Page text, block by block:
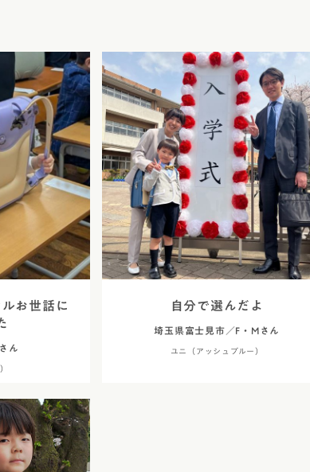
ル
ク
ル
桃色・ピンク
ラベンダー・紫色・パープル
緑色・グリーン
黄色・イエロー
白色・アイボリー
茶色・キャメル・ブラウン
オレンジ色
シルバー・メタリック
取り扱い店舗
展示会
取り扱い店舗
ランドセルカバー
ランドセルリメイ
アウトレット
お世話に
ん
自分で選んだよ
埼玉県富士見市／F・Mさん
ユニ（アッシュブルー）